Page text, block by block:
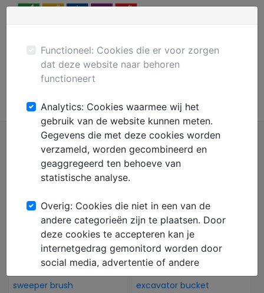
Plaats gratis advertentie
Mechanisatie
Onkruidborstel - Nieuw
sweeper brush
excavator bucket